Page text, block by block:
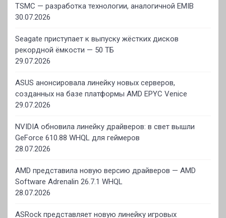
TSMC — разработка технологии, аналогичной EMIB
30.07.2026
Seagate приступает к выпуску жёстких дисков
рекордной ёмкости — 50 ТБ
29.07.2026
ASUS анонсировала линейку новых серверов,
созданных на базе платформы AMD EPYC Venice
29.07.2026
NVIDIA обновила линейку драйверов: в свет вышли
GeForce 610.88 WHQL для геймеров
28.07.2026
AMD представила новую версию драйверов — AMD
Software Adrenalin 26.7.1 WHQL
28.07.2026
ASRock представляет новую линейку игровых